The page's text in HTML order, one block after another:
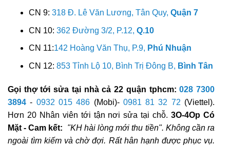
CN 9: 318 Đ. Lê Văn Lương, Tân Quy, Quận 7
CN 10: 362 Đường 3/2, P.12, Q.10
CN 11:142 Hoàng Văn Thụ, P.9, Phú Nhuận
CN 12: 853 Tỉnh Lộ 10, Bình Trị Đông B, Bình Tân
Gọi thợ tới sửa tại nhà cả 22 quận tphcm:028 7300
3894- 0932 015 486 (Mobi)- 0981 81 32 72 (Viettel).
Hơn 20 Nhân viên tới tận nơi sửa tại chỗ.3O-4Op Có
Mặt - Cam kết:
"KH hài lòng mới thu tiền". Không cần ra
ngoài tìm kiếm và chờ đợi. Rất hân hạnh được phục vụ.